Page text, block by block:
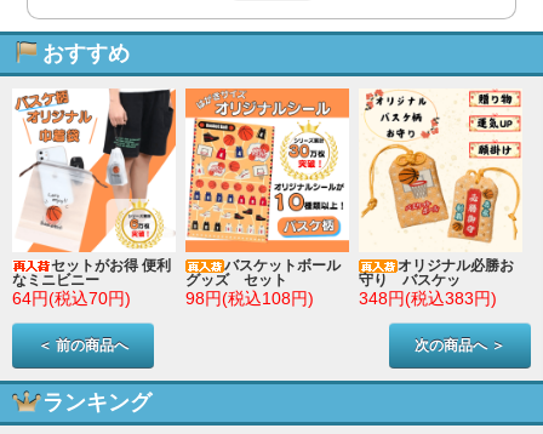
おすすめ
セットがお得 便利
なミニビニー
64円(税込70円)
バスケットボール
グッズ セット
98円(税込108円)
オリジナル必勝お
守り バスケッ
348円(税込383円)
＜ 前の商品へ 次の商品へ ＞
ランキング